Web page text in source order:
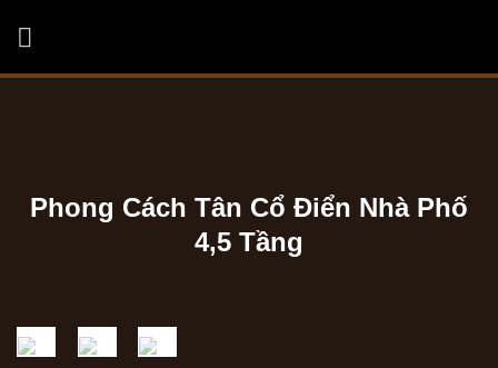
content
Phong Cách Tân Cổ Điển Nhà Phố
4,5 Tầng